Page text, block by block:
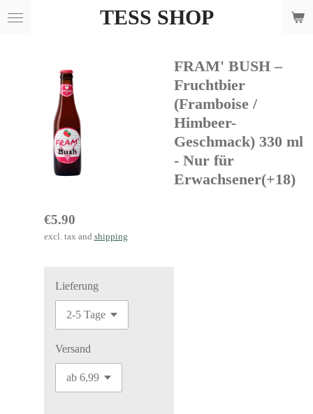
Skip
TESS SHOP
FRAM' BUSH –
Fruchtbier
(Framboise /
Himbeer-
Geschmack) 330 ml
- Nur für
Erwachsener(+18)
€5.90
excl. tax and shipping
Lieferung
Versand